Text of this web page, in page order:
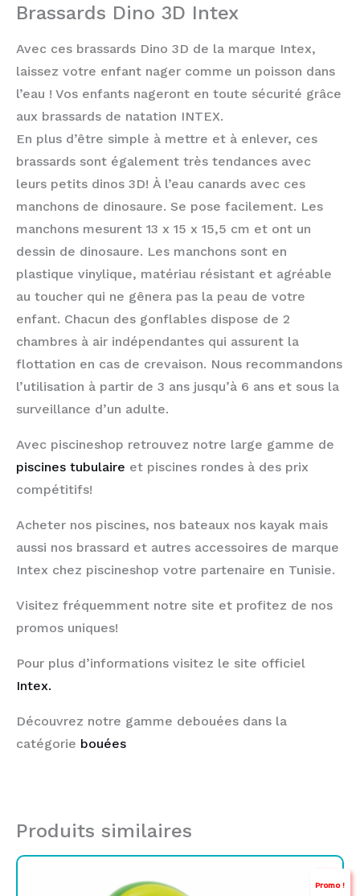
Brassards Dino 3D Intex
Avec ces brassards Dino 3D de la marque Intex,
laissez votre enfant nager comme un poisson dans
l’eau ! Vos enfants nageront en toute sécurité grâce
aux brassards de natation INTEX.
En plus d’être simple à mettre et à enlever, ces
brassards sont également très tendances avec
leurs petits dinos 3D! À l’eau canards avec ces
manchons de dinosaure. Se pose facilement. Les
manchons mesurent 13 x 15 x 15,5 cm et ont un
dessin de dinosaure. Les manchons sont en
plastique vinylique, matériau résistant et agréable
au toucher qui ne gênera pas la peau de votre
enfant. Chacun des gonflables dispose de 2
chambres à air indépendantes qui assurent la
flottation en cas de crevaison. Nous recommandons
l’utilisation à partir de 3 ans jusqu’à 6 ans et sous la
surveillance d’un adulte.
Avec piscineshop retrouvez notre large gamme de
piscines tubulaire et piscines rondes à des prix
compétitifs!
Acheter nos piscines, nos bateaux nos kayak mais
aussi nos brassard et autres accessoires de marque
Intex chez piscineshop votre partenaire en Tunisie.
Visitez fréquemment notre site et profitez de nos
promos uniques!
Pour plus d’informations visitez le site officiel
Intex.
Découvrez notre gamme debouées dans la
catégorie bouées
Produits similaires
Promo !